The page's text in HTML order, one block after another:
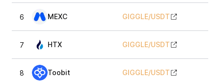
6 MEXC GIGGLE/USDT
7 HTX GIGGLE/USDT
8 Toobit GIGGLE/USDT